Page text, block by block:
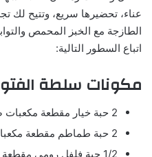
عناء، تحضيرها سريع، وتتيح لك
الطازجة مع الخبز المحمص
اتباع السطور التالية:
مكونات سلطة
2 حبة خيار مقطعة مكعبات صغيرة.
2 حبة طماطم مقطعة مكعبات.
1/2 حبة فلفل رومي مقطعة شرائح.